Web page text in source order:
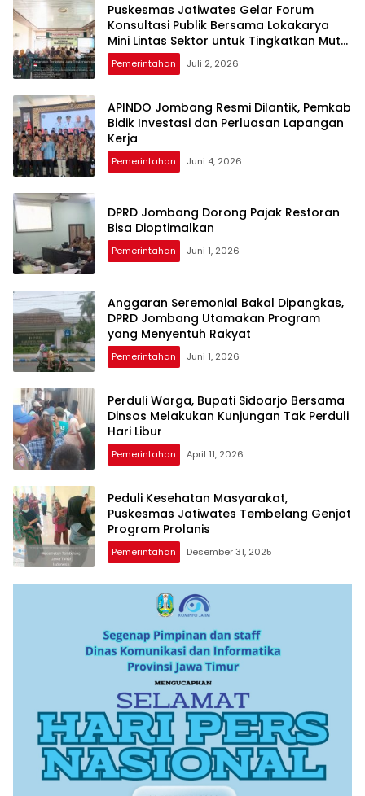
Puskesmas Jatiwates Gelar Forum
Konsultasi Publik Bersama Lokakarya
Mini Lintas Sektor untuk Tingkatkan Mutu
Pelayanan Kesehatan Jombang
Pemerintahan Juli 2, 2026
APINDO Jombang Resmi Dilantik, Pemkab
Bidik Investasi dan Perluasan Lapangan
Kerja
Pemerintahan Juni 4, 2026
DPRD Jombang Dorong Pajak Restoran
Bisa Dioptimalkan
Pemerintahan Juni 1, 2026
Anggaran Seremonial Bakal Dipangkas,
DPRD Jombang Utamakan Program
yang Menyentuh Rakyat
Pemerintahan Juni 1, 2026
Perduli Warga, Bupati Sidoarjo Bersama
Dinsos Melakukan Kunjungan Tak Perduli
Hari Libur
Pemerintahan April 11, 2026
Peduli Kesehatan Masyarakat,
Puskesmas Jatiwates Tembelang Genjot
Program Prolanis
Pemerintahan Desember 31, 2025